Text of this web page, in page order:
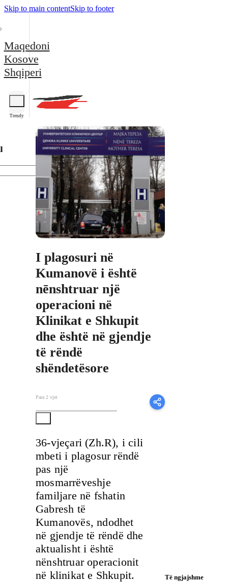
Skip to main contentSkip to footer
Maqedoni
Kosove
Shqiperi
Trendy
I plagosuri në
Kumanovë i është
nēnshtruar një
operacioni në
Klinikat e Shkupit
dhe është në gjendje
të rëndë
shëndetësore
Para 2 vjet
36-vjeçari (Zh.R), i cili
mbeti i plagosur rëndë
pas një
mosmarrëveshje
familjare në fshatin
Gabresh të
Kumanovës, ndodhet
në gjendje të rëndë dhe
aktualisht i është
nënshtruar operacionit
në klinikat e Shkupit.
Të ngjajshme